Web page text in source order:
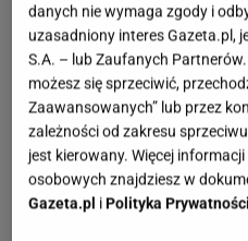
danych nie wymaga zgody i
uzasadniony interes Gazeta.pl,
S.A. – lub Zaufanych
możesz się sprzeciwić,
Zaawansowanych” lub przez
zależności od zakresu
jest kierowany. Więcej
osobowych znajdziesz w
Gazeta.pl i Polityka